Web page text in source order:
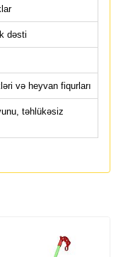
dəsti
və heyvan fiqurları
təhlükəsiz